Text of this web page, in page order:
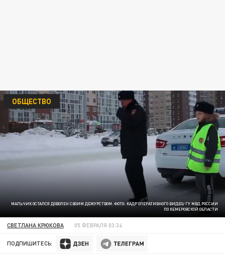
МАЛЬЧИК ОСТАЛСЯ ДОВОЛЕН СВОИМ ДЕЖУРСТВОМ. ФОТО: КАДР ОПЕРАТИВНОГО ВИДЕО/ ГУ МВД РОССИИ
ПО КЕМЕРОВСКОЙ ОБЛАСТИ
ОБЩЕСТВО
СВЕТЛАНА КРЮКОВА 05 ФЕВРАЛЯ 03:34
ПОДПИШИТЕСЬ: